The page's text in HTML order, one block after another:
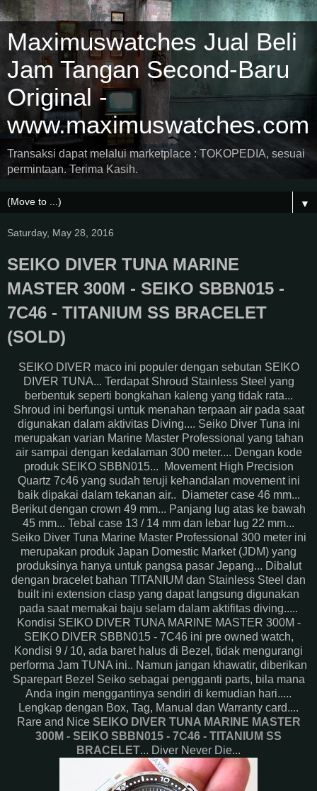
Maximuswatches Jual Beli
Jam Tangan Second-Baru
Original -
www.maximuswatches.com
Transaksi dapat melalui marketplace : TOKOPEDIA, sesuai
permintaan. Terima Kasih.
▼
Saturday, May 28, 2016
SEIKO DIVER TUNA MARINE
MASTER 300M - SEIKO SBBN015 -
7C46 - TITANIUM SS BRACELET
(SOLD)
SEIKO DIVER maco ini populer dengan sebutan SEIKO
DIVER TUNA... Terdapat Shroud Stainless Steel yang
berbentuk seperti bongkahan kaleng yang tidak rata...
Shroud ini berfungsi untuk menahan terpaan air pada saat
digunakan dalam aktivitas Diving.... Seiko Diver Tuna ini
merupakan varian Marine Master Professional yang tahan
air sampai dengan kedalaman 300 meter.... Dengan kode
produk SEIKO SBBN015... Movement High Precision
Quartz 7c46 yang sudah teruji kehandalan movement ini
baik dipakai dalam tekanan air.. Diameter case 46 mm...
Berikut dengan crown 49 mm... Panjang lug atas ke bawah
45 mm... Tebal case 13 / 14 mm dan lebar lug 22 mm...
Seiko Diver Tuna Marine Master Professional 300 meter ini
merupakan produk Japan Domestic Market (JDM) yang
produksinya hanya untuk pangsa pasar Jepang... Dibalut
dengan bracelet bahan TITANIUM dan Stainless Steel dan
built ini extension clasp yang dapat langsung digunakan
pada saat memakai baju selam dalam aktifitas diving.....
Kondisi SEIKO DIVER TUNA MARINE MASTER 300M -
SEIKO DIVER SBBN015 - 7C46 ini pre owned watch,
Kondisi 9 / 10, ada baret halus di Bezel, tidak mengurangi
performa Jam TUNA ini.. Namun jangan khawatir, diberikan
Sparepart Bezel Seiko sebagai pengganti parts, bila mana
Anda ingin menggantinya sendiri di kemudian hari.....
Lengkap dengan Box, Tag, Manual dan Warranty card....
Rare and Nice SEIKO DIVER TUNA MARINE MASTER
300M - SEIKO SBBN015 - 7C46 - TITANIUM SS
BRACELET... Diver Never Die...